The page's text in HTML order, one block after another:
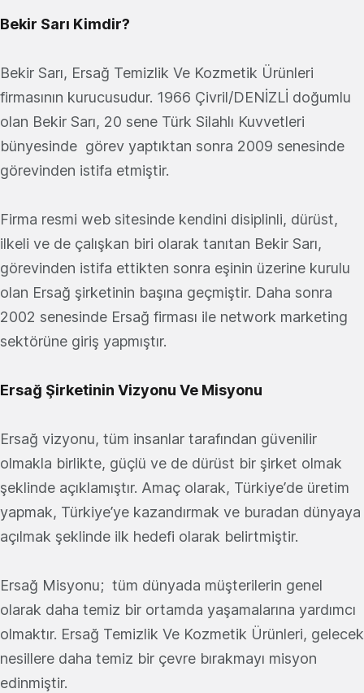
Bekir Sarı Kimdir?
Bekir Sarı, Ersağ Temizlik Ve Kozmetik Ürünleri
firmasının kurucusudur. 1966 Çivril/DENİZLİ doğumlu
olan Bekir Sarı, 20 sene Türk Silahlı Kuvvetleri
bünyesinde görev yaptıktan sonra 2009 senesinde
görevinden istifa etmiştir.
Firma resmi web sitesinde kendini disiplinli, dürüst,
ilkeli ve de çalışkan biri olarak tanıtan Bekir Sarı,
görevinden istifa ettikten sonra eşinin üzerine kurulu
olan Ersağ şirketinin başına geçmiştir. Daha sonra
2002 senesinde Ersağ firması ile network marketing
sektörüne giriş yapmıştır.
Ersağ Şirketinin Vizyonu Ve Misyonu
Ersağ vizyonu, tüm insanlar tarafından güvenilir
olmakla birlikte, güçlü ve de dürüst bir şirket olmak
şeklinde açıklamıştır. Amaç olarak, Türkiye’de üretim
yapmak, Türkiye’ye kazandırmak ve buradan dünyaya
açılmak şeklinde ilk hedefi olarak belirtmiştir.
Ersağ Misyonu; tüm dünyada müşterilerin genel
olarak daha temiz bir ortamda yaşamalarına yardımcı
olmaktır. Ersağ Temizlik Ve Kozmetik Ürünleri, gelecek
nesillere daha temiz bir çevre bırakmayı misyon
edinmiştir.